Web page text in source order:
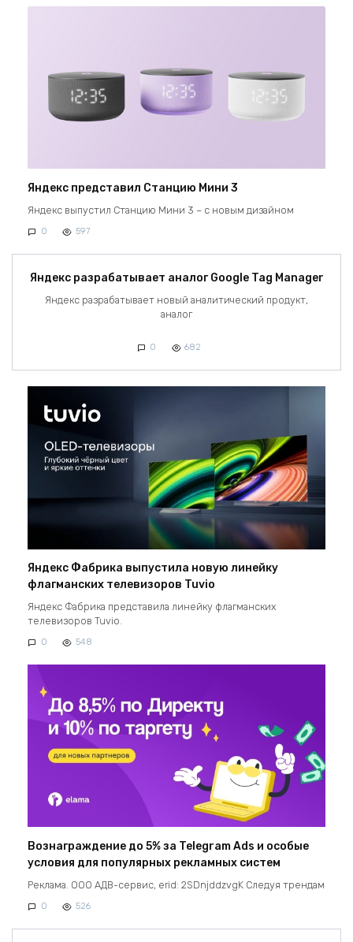
Яндекс представил Станцию Мини 3
Яндекс выпустил Станцию Мини 3 – с новым дизайном
0 597
Яндекс разрабатывает аналог Google Tag Manager
Яндекс разрабатывает новый аналитический продукт,
аналог
0 682
Яндекс Фабрика выпустила новую линейку
флагманских телевизоров Tuvio
Яндекс Фабрика представила линейку флагманских
телевизоров Tuvio.
0 548
Вознаграждение до 5% за Telegram Ads и особые
условия для популярных рекламных систем
Реклама. ООО АДВ-сервис, erid: 2SDnjddzvgK Следуя трендам
0 526